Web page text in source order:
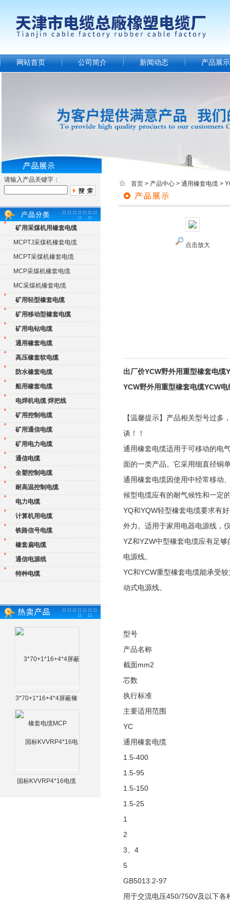
网站首页 公司简介 新闻动态 产品展示
请输入产品关键字：
矿用采煤机用橡套电缆
MCPTJ采煤机橡套电缆
MCPT采煤机橡套电缆
MCP采煤机橡套电缆
MC采煤机橡套电缆
矿用轻型橡套电缆
矿用移动型橡套电缆
矿用电钻电缆
通用橡套电缆
高压橡套软电缆
防水橡套电缆
船用橡套电缆
电焊机电缆 焊把线
矿用控制电缆
矿用通信电缆
矿用电力电缆
通信电缆
全塑控制电缆
耐高温控制电缆
电力电缆
计算机用电缆
铁路信号电缆
橡套扁电缆
通信电源线
特种电缆
3*70+1*16+4*4屏蔽橡
国标KVVRP4*16电缆
首页 > 产品中心 > 通用橡套电缆 >
点击放大
出厂价YCW野外用重型橡套电缆
YCW野外用重型橡套电缆YCW电
【温馨提示】产品相关型号过
谈！！
通用橡套电缆适用于可移动的电
面的一类产品。它采用细直径铜
通用橡套电缆因使用中经常移动
候型电缆应有的耐气候性和一定
YQ和YQW轻型橡套电缆要求有
外力。适用于家用电器电源线，
YZ和YZW中型橡套电缆应有足
电源线。
YC和YCW重型橡套电缆能承受
动式电源线。
型号
产品名称
截面mm2
芯数
执行标准
主要适用范围
YC
通用橡套电缆
1.5-400
1.5-95
1.5-150
1.5-25
1
2
3、4
5
GB5013.2-97
用于交流电压450/750V及以下